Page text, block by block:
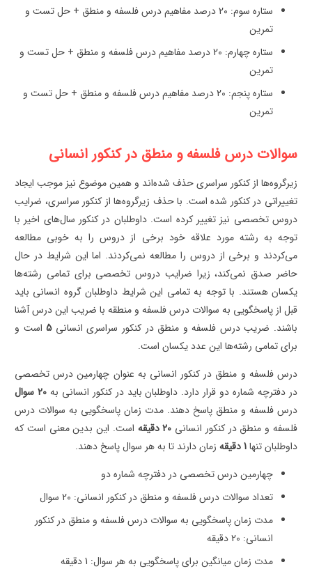
ستاره سوم: 20 درصد مفاهیم درس فلسفه و منطق + حل تست و
تمرین
ستاره چهارم: 20 درصد مفاهیم درس فلسفه و منطق + حل تست و
تمرین
ستاره پنجم: 20 درصد مفاهیم درس فلسفه و منطق + حل تست و
تمرین
سوالات درس فلسفه و منطق در کنکور انسانی
زیرگروه‌ها از کنکور سراسری حذف شده‌اند و همین موضوع نیز موجب ایجاد
تغییراتی در کنکور شده است. با حذف زیرگروه‌ها از کنکور سراسری، ضرایب
دروس تخصصی نیز تغییر کرده است. داوطلبان در کنکور سال‌های اخیر با
توجه به رشته مورد علاقه خود برخی از دروس را به خوبی مطالعه
می‌کردند و برخی از دروس را مطالعه نمی‌کردند. اما این شرایط در حال
حاضر صدق نمی‌کند، زیرا ضرایب دروس تخصصی برای تمامی رشته‌ها
یکسان هستند. با توجه به تمامی این شرایط داوطلبان گروه انسانی باید
قبل از پاسخگویی به سوالات درس فلسفه و منطقه با ضریب این درس آشنا
باشند. ضریب درس فلسفه و منطق در کنکور سراسری انسانی5است و
برای تمامی رشته‌ها این عدد یکسان است.
درس فلسفه و منطق در کنکور انسانی به عنوان چهارمین درس تخصصی
در دفترچه شماره دو قرار دارد. داوطلبان باید در کنکور انسانی به20 سوال
درس فلسفه و منطق پاسخ دهند. مدت زمان پاسخگویی به سوالات درس
فلسفه و منطق در کنکور انسانی 20 دقیقه
است. این بدین معنی است که
داوطلبان تنها1 دقیقه
زمان دارند تا به هر سوال پاسخ دهند.
چهارمین درس تخصصی در دفترچه شماره دو
تعداد سوالات درس فلسفه و منطق در کنکور انسانی: 20 سوال
مدت زمان پاسخگویی به سوالات درس فلسفه و منطق در کنکور
انسانی: 20 دقیقه
مدت زمان میانگین برای پاسخگویی به هر سوال: 1 دقیقه